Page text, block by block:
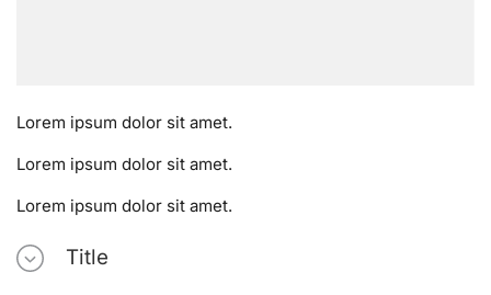
Lorem ipsum dolor sit amet.
Lorem ipsum dolor sit amet.
Lorem ipsum dolor sit amet.
Title